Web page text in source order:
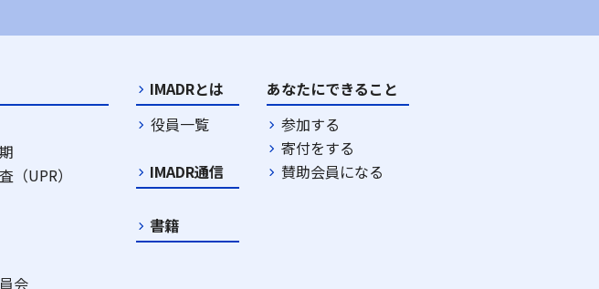
（UPR）
会
IMADRとは
役員一覧
IMADR通信
書籍
あなたにできること
参加する
寄付をする
賛助会員になる